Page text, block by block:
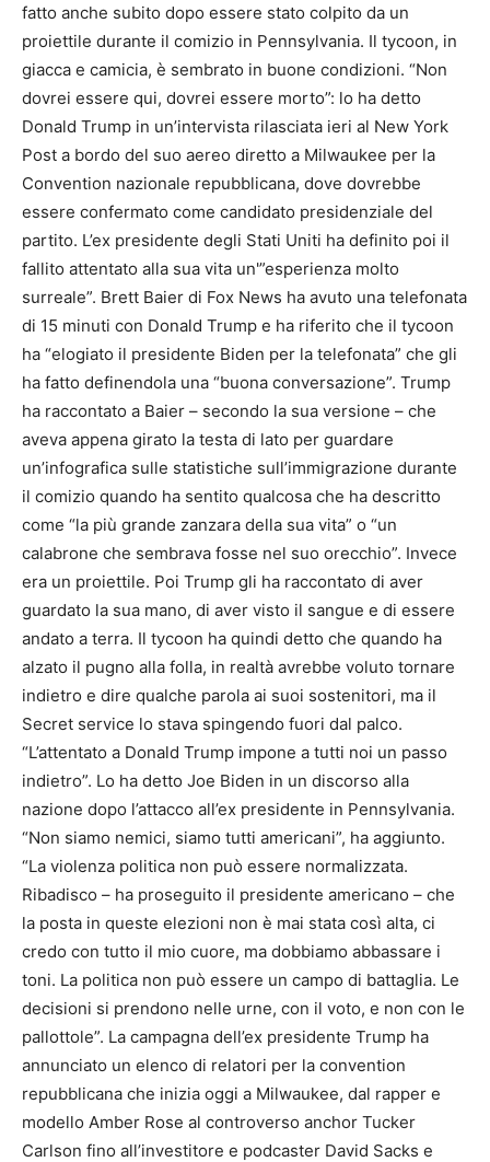
fatto anche subito dopo essere stato colpito da un
proiettile durante il comizio in Pennsylvania. Il tycoon, in
giacca e camicia, è sembrato in buone condizioni. “Non
dovrei essere qui, dovrei essere morto”: lo ha detto
Donald Trump in un’intervista rilasciata ieri al New York
Post a bordo del suo aereo diretto a Milwaukee per la
Convention nazionale repubblicana, dove dovrebbe
essere confermato come candidato presidenziale del
partito. L’ex presidente degli Stati Uniti ha definito poi il
fallito attentato alla sua vita un'”esperienza molto
surreale”. Brett Baier di Fox News ha avuto una telefonata
di 15 minuti con Donald Trump e ha riferito che il tycoon
ha “elogiato il presidente Biden per la telefonata” che gli
ha fatto definendola una “buona conversazione”. Trump
ha raccontato a Baier – secondo la sua versione – che
aveva appena girato la testa di lato per guardare
un’infografica sulle statistiche sull’immigrazione durante
il comizio quando ha sentito qualcosa che ha descritto
come “la più grande zanzara della sua vita” o “un
calabrone che sembrava fosse nel suo orecchio”. Invece
era un proiettile. Poi Trump gli ha raccontato di aver
guardato la sua mano, di aver visto il sangue e di essere
andato a terra. Il tycoon ha quindi detto che quando ha
alzato il pugno alla folla, in realtà avrebbe voluto tornare
indietro e dire qualche parola ai suoi sostenitori, ma il
Secret service lo stava spingendo fuori dal palco.
“L’attentato a Donald Trump impone a tutti noi un passo
indietro”. Lo ha detto Joe Biden in un discorso alla
nazione dopo l’attacco all’ex presidente in Pennsylvania.
“Non siamo nemici, siamo tutti americani”, ha aggiunto.
“La violenza politica non può essere normalizzata.
Ribadisco – ha proseguito il presidente americano – che
la posta in queste elezioni non è mai stata così alta, ci
credo con tutto il mio cuore, ma dobbiamo abbassare i
toni. La politica non può essere un campo di battaglia. Le
decisioni si prendono nelle urne, con il voto, e non con le
pallottole”. La campagna dell’ex presidente Trump ha
annunciato un elenco di relatori per la convention
repubblicana che inizia oggi a Milwaukee, dal rapper e
modello Amber Rose al controverso anchor Tucker
Carlson fino all’investitore e podcaster David Sacks e